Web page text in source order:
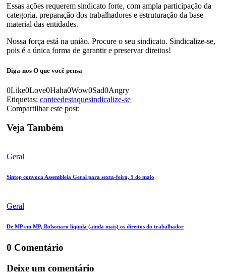
Essas ações requerem sindicato forte, com ampla participação da
categoria, preparação dos trabalhadores e estruturação da base
material das entidades.
Nossa força está na união. Procure o seu sindicato. Sindicalize-se,
pois é a única forma de garantir e preservar direitos!
Diga-nos O que você pensa
0Like0Love0Haha0Wow0Sad0Angry
Etiquetas: conteedestaquesindicalize-se
Compartilhar este post:
Veja Também
Geral
Sintep convoca Assembleia Geral para sexta-feira, 5 de maio
Geral
De MP em MP, Bolsonaro liquida (ainda mais) os direitos do trabalhador
0 Comentário
Deixe um comentário